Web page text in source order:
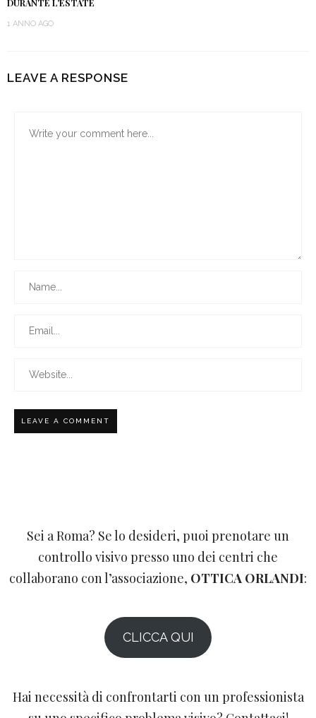
DURANTE L’ESTATE
1 ANNO AGO
LEAVE A RESPONSE
Sei a Roma? Se lo desideri, puoi prenotare un
controllo visivo presso uno dei centri che
collaborano con l’associazione, OTTICA ORLANDI:
CLICCA QUI
Hai necessità di confrontarti con un professionista